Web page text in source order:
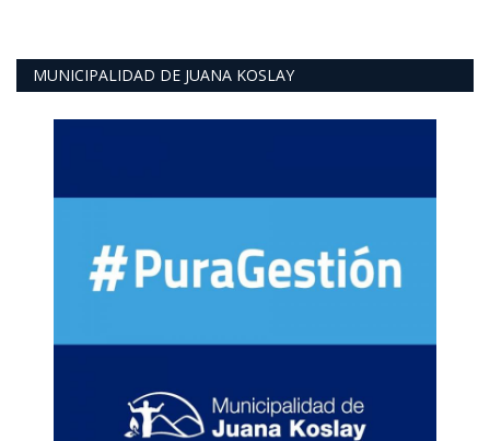
MUNICIPALIDAD DE JUANA KOSLAY